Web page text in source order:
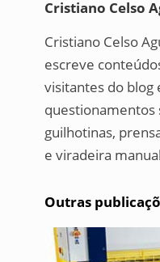
Cristiano Celso
Cristiano Celso
escreve
visitantes do blog
questionamentos
guilhotinas,
e viradeira
Outras